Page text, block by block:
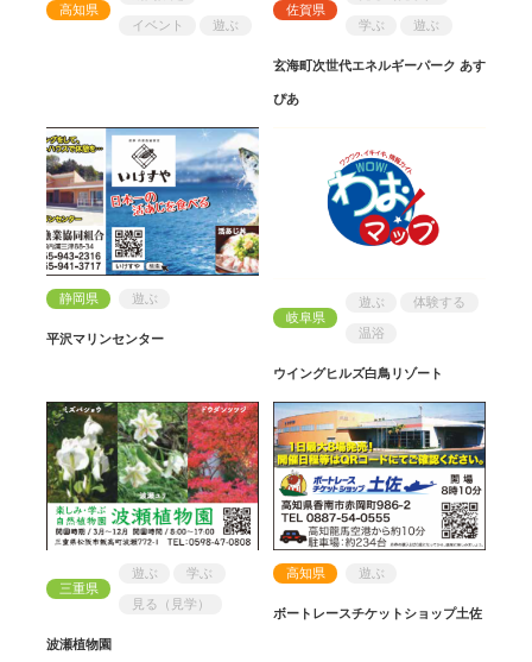
高知県
イベント 遊ぶ
佐賀県
学ぶ 遊ぶ
玄海町次世代エネルギーパーク あす
ぴあ
静岡県 遊ぶ
平沢マリンセンター
岐阜県
遊ぶ 体験する
温浴
ウイングヒルズ白鳥リゾート
三重県
遊ぶ 学ぶ
見る（見学）
波瀬植物園
高知県 遊ぶ
ボートレースチケットショップ土佐